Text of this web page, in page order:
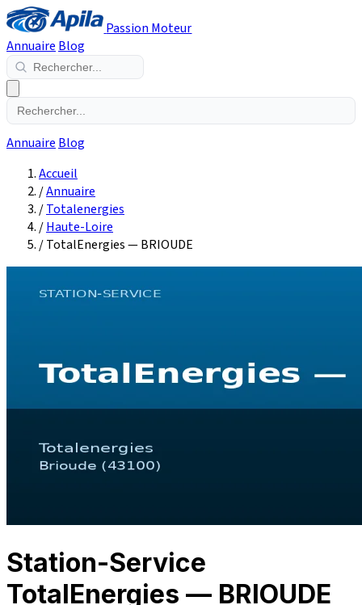
Passion Moteur
Annuaire Blog
Annuaire Blog
Accueil
/Annuaire
/Totalenergies
/Haute-Loire
/TotalEnergies — BRIOUDE
Station-Service
TotalEnergies — BRIOUDE